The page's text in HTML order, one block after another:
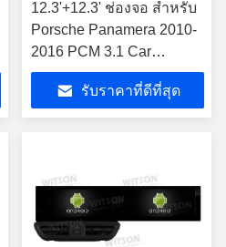
12.3'+12.3' ช่องจอ สําหรับ
Porsche Panamera 2010-
2016 PCM 3.1 Car
Multimedia Stereo GPS
CarPlay Playerรับราคาที่ดีที่สุด